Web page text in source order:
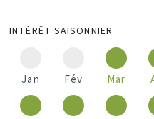
INTÉRÊT SAISONNIER
Jan Fév Mar